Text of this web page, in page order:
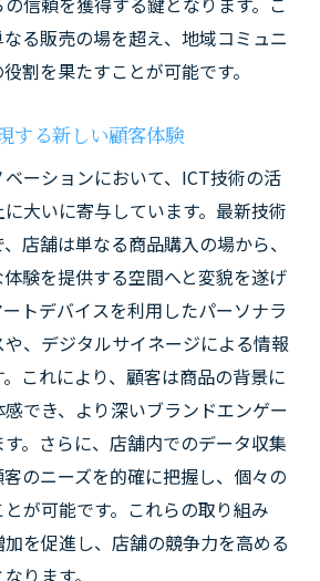
る販売の場を超え、地域コミュニ
割を果たすことが可能です。
する新しい顧客体験
ーションにおいて、ICT技術の活
大いに寄与しています。最新技術
店舗は単なる商品購入の場から、
験を提供する空間へと変貌を遂げ
トデバイスを利用したパーソナラ
、デジタルサイネージによる情報
これにより、顧客は商品の背景に
でき、より深いブランドエンゲー
。さらに、店舗内でのデータ収集
のニーズを的確に把握し、個々の
が可能です。これらの取り組み
を促進し、店舗の競争力を高める
ります。